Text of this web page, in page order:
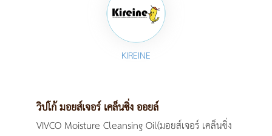
KIREINE
วิปโก้ มอยส์เจอร์ เคล็นซิ่ง ออยล์
VIVCO Moisture Cleansing Oil(มอยส์เจอร์ เคล็นซิ่ง